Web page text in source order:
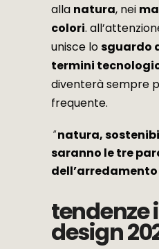
alla natura, nei
colori.
unisce losguardo
termini
diventerà sempre
frequente.
natura,
saranno le tre
dell’arredamento
tendenze
design